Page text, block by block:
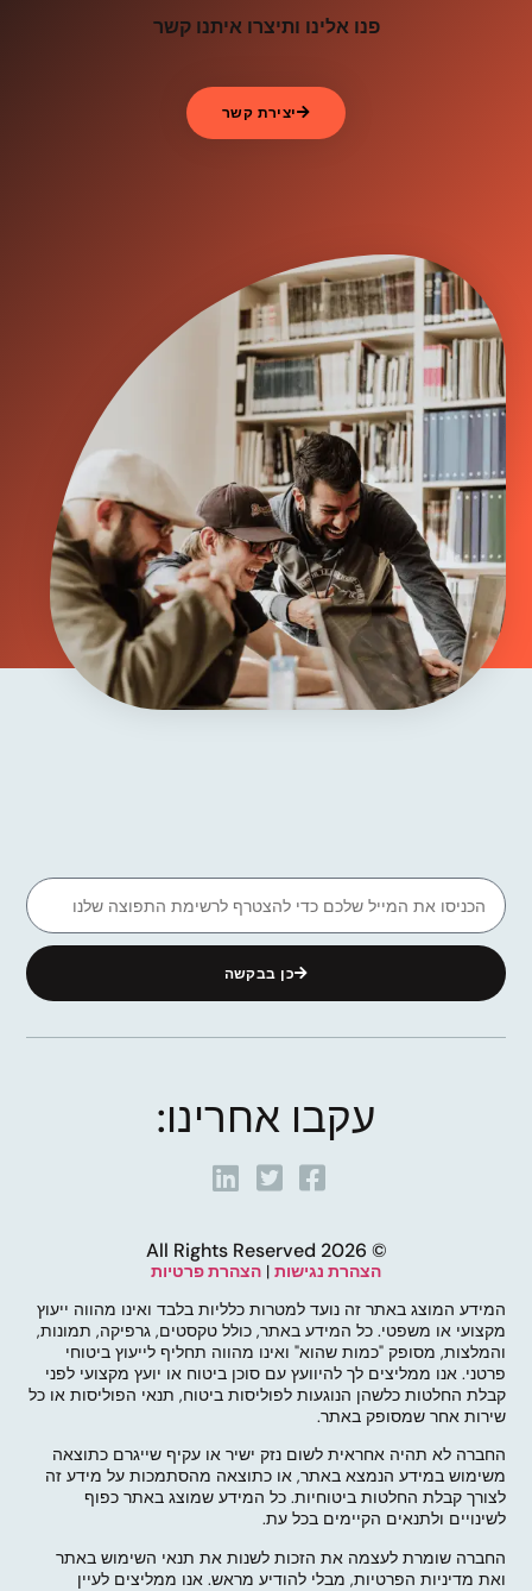
פנו אלינו ותיצרו איתנו קשר
יצירת קשר
כן בבקשה
עקבו אחרינו:
© 2026 All Rights Reserved
הצהרת נגישות | הצהרת פרטיות
המידע המוצג באתר זה נועד למטרות כלליות בלבד ואינו מהווה ייעוץ
מקצועי או משפטי. כל המידע באתר, כולל טקסטים, גרפיקה, תמונות,
והמלצות, מסופק "כמות שהוא" ואינו מהווה תחליף לייעוץ ביטוחי
פרטני. אנו ממליצים לך להיוועץ עם סוכן ביטוח או יועץ מקצועי לפני
קבלת החלטות כלשהן הנוגעות לפוליסות ביטוח, תנאי הפוליסות או כל
שירות אחר שמסופק באתר.
החברה לא תהיה אחראית לשום נזק ישיר או עקיף שייגרם כתוצאה
משימוש במידע הנמצא באתר, או כתוצאה מהסתמכות על מידע זה
לצורך קבלת החלטות ביטוחיות. כל המידע שמוצג באתר כפוף
לשינויים ולתנאים הקיימים בכל עת.
החברה שומרת לעצמה את הזכות לשנות את תנאי השימוש באתר
ואת מדיניות הפרטיות, מבלי להודיע מראש. אנו ממליצים לעיין